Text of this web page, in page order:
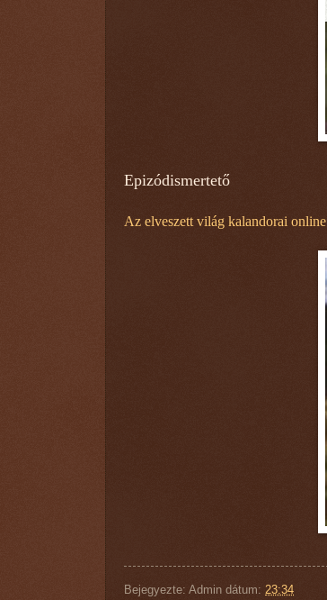
Epizódismertető
Az elveszett világ kalandorai online
Bejegyezte: Admin dátum: 23:34